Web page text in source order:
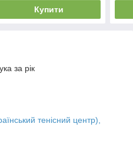
Купити
за рік
тенісний центр),